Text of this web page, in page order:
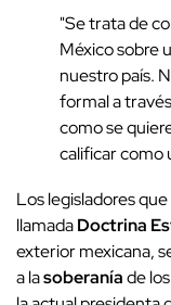
"Se trata de
México sobre
nuestro país.
formal a
como se
calificar como
Los legisladores
llamadaDoctrina
exterior mexicana,
a lasoberaníade